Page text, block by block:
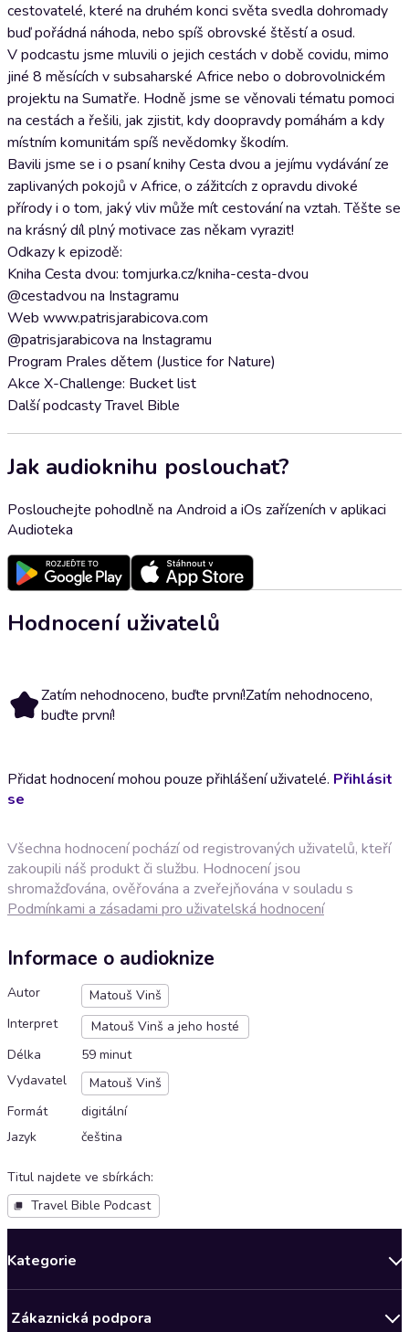
cestovatelé, které na druhém konci světa svedla dohromady
buď pořádná náhoda, nebo spíš obrovské štěstí a osud.
V podcastu jsme mluvili o jejich cestách v době covidu, mimo
jiné 8 měsících v subsaharské Africe nebo o dobrovolnickém
projektu na Sumatře. Hodně jsme se věnovali tématu pomoci
na cestách a řešili, jak zjistit, kdy doopravdy pomáhám a kdy
místním komunitám spíš nevědomky škodím.
Bavili jsme se i o psaní knihy Cesta dvou a jejímu vydávání ze
zaplivaných pokojů v Africe, o zážitcích z opravdu divoké
přírody i o tom, jaký vliv může mít cestování na vztah. Těšte se
na krásný díl plný motivace zas někam vyrazit!
Odkazy k epizodě:
Kniha Cesta dvou: tomjurka.cz/kniha-cesta-dvou
@cestadvou na Instagramu
Web www.patrisjarabicova.com
@patrisjarabicova na Instagramu
Program Prales dětem (Justice for Nature)
Akce X-Challenge: Bucket list
Další podcasty Travel Bible
Jak audioknihu poslouchat?
Poslouchejte pohodlně na Android a iOs zařízeních v aplikaci
Audioteka
Hodnocení uživatelů
Zatím nehodnoceno, buďte první!Zatím nehodnoceno,
buďte první!
Přidat hodnocení mohou pouze přihlášení uživatelé. Přihlásit
se
Všechna hodnocení pochází od registrovaných uživatelů, kteří
zakoupili náš produkt či službu. Hodnocení jsou
shromažďována, ověřována a zveřejňována v souladu s
Podmínkami a zásadami pro uživatelská hodnocení
Informace o audioknize
Autor
Matouš Vinš
Interpret
Matouš Vinš a jeho hosté
Délka
59 minut
Vydavatel
Matouš Vinš
Formát
digitální
Jazyk
čeština
Titul najdete ve sbírkách:
Travel Bible Podcast
Kategorie
Zákaznická podpora